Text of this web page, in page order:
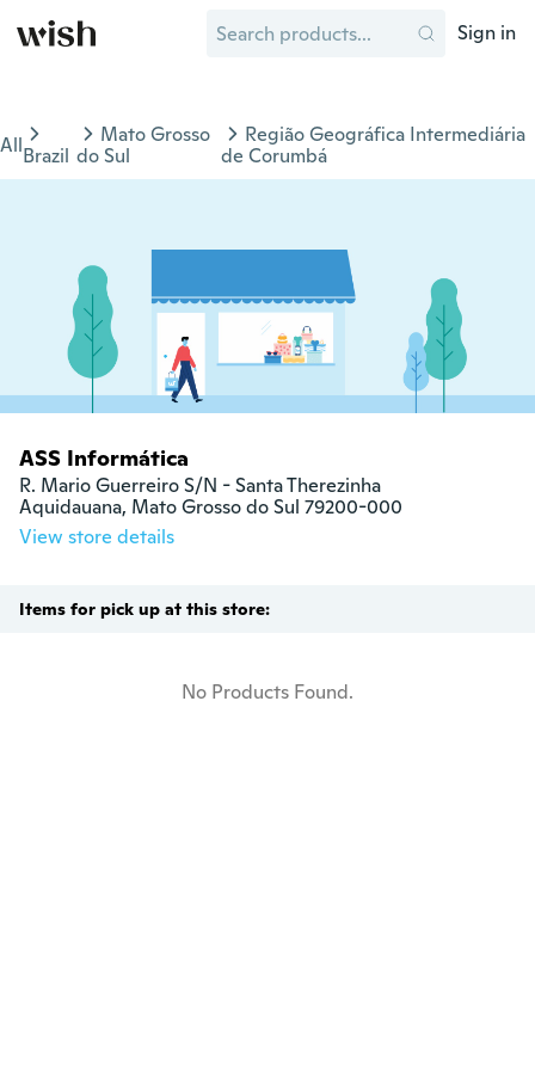
Sign in
AllBrazil
Mato Grosso
do Sul
Região Geográfica Intermediária
de Corumbá
ASS Informática
R. Mario Guerreiro S/N - Santa Therezinha
Aquidauana, Mato Grosso do Sul 79200-000
View store details
Items for pick up at this store:
No Products Found.